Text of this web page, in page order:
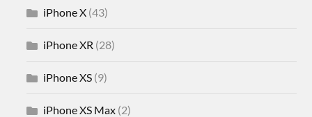
iPhone X (43)
iPhone XR (28)
iPhone XS (9)
iPhone XS Max (2)